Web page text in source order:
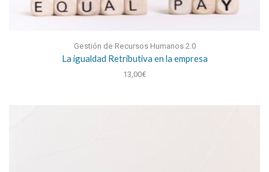
Gestión de Recursos Humanos 2.0
La igualdad Retributiva en la empresa
13,00€